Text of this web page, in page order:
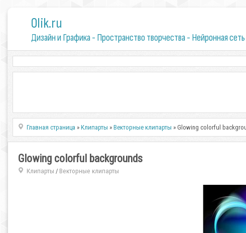
0lik.ru
Дизайн и Графика - Пространство творчества - Нейронная сеть
Главная страница »Клипарты »Векторные клипарты » Glowing colorful
Glowing colorful backgrounds
Клипарты / Векторные клипарты